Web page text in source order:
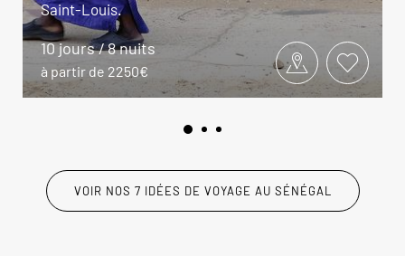
Saint-Louis.
10 jours / 8 nuits
à partir de 2250€
VOIR NOS 7 IDÉES DE VOYAGE AU SÉNÉGAL